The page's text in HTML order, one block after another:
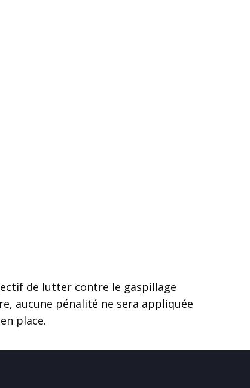
de lutter contre le gaspillage
aucune pénalité ne sera appliquée
place.